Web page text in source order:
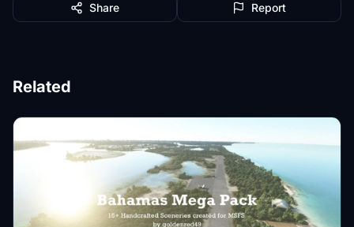
Share Report
Related